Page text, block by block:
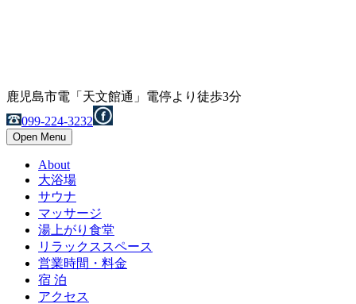
鹿児島市電「天文館通」電停より徒歩3分
099-224-3232
Open Menu
About
大浴場
サウナ
マッサージ
湯上がり食堂
リラックススペース
営業時間・料金
宿 泊
アクセス